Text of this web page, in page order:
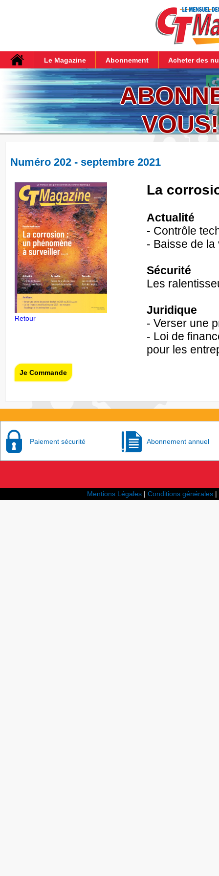
Le Magazine Abonnement Acheter des
VOUS!
Numéro 202 - septembre 2021
Retour
La
Actualité
- Contrôle
- Baisse de
Sécurité
Les
Juridique
- Verser une
- Loi de
pour les
Je Commande
Paiement sécurité Abonnement annuel
Mentions Légales| Conditions générales|